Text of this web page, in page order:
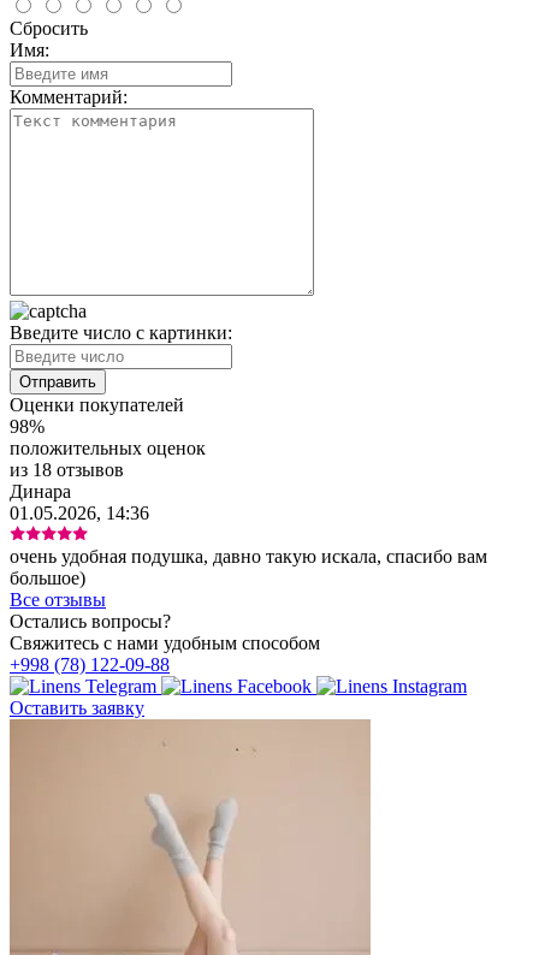
Сбросить
Имя:
Комментарий:
Введите число с картинки:
Оценки покупателей
98%
положительных оценок
из 18 отзывов
Динара
01.05.2026, 14:36
очень удобная подушка, давно такую искала, спасибо вам
большое)
Все отзывы
Остались вопросы?
Свяжитесь с нами удобным способом
+998 (78) 122-09-88
Оставить заявку